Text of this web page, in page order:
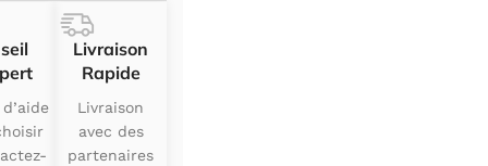
Livraison
Rapide
Livraison
avec des
partenaires